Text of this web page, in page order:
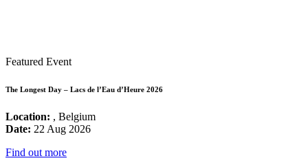
Featured Event
The Longest Day – Lacs de l’Eau d’Heure 2026
Location: , Belgium
Date: 22 Aug 2026
Find out more